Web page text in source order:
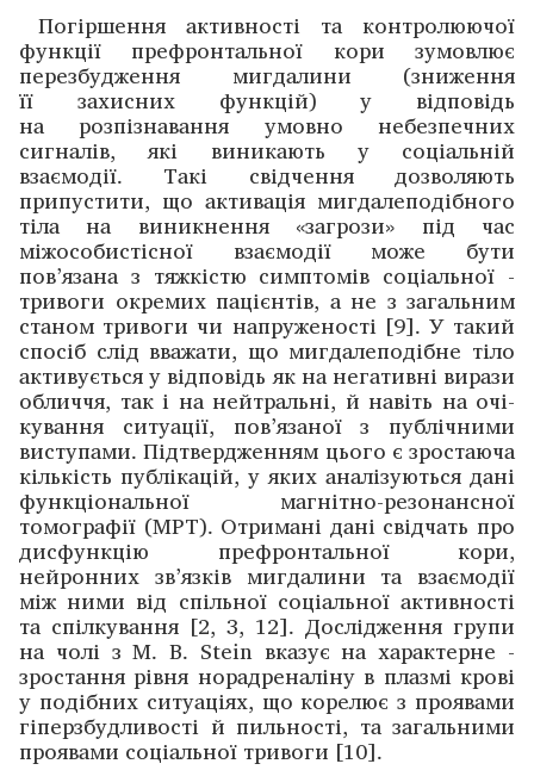
Погіршення активності та контролюючої
функції префронтальної кори зумовлює
перезбудження мигдалини (зниження
її захисних функцій) у відповідь
на розпізнавання умовно небезпечних
сигналів, які виникають у соціальній
взаємодії. Такі свідчення дозволяють
припустити, що активація мигдалеподібного
тіла на виникнення «загрози» під час
міжособистісної взаємодії може бути
пов’язана з тяжкістю симптомів соціальної ­
тривоги окремих пацієнтів, а не з загальним
станом тривоги чи напруженості [9]. У такий
спосіб слід вважати, що мигдалеподібне тіло
активується у відповідь як на негативні вирази
обличчя, так і на нейтральні, й навіть на очі­
кування ситуації, пов’язаної з публічними
виступами. Підтвердженням цього є зростаюча
кількість публікацій, у яких аналізуються дані
функціональної магнітно-­резонансної
томографії (МРТ). Отримані дані свідчать про
дисфункцію префронтальної кори,
нейронних зв’язків мигдалини та взаємодії
між ними від спільної соціальної активності
та спілкування [2, 3, 12]. Дослідження групи
на чолі з М. В. Stein вказує на характерне ­
зростання рівня норадреналіну в плазмі крові
у подібних ситу­аціях, що корелює з проявами
гіперзбудливості й пиль­ності, та загальними
проявами соціальної тривоги [10].